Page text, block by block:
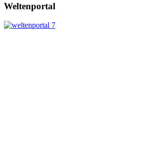
Weltenportal